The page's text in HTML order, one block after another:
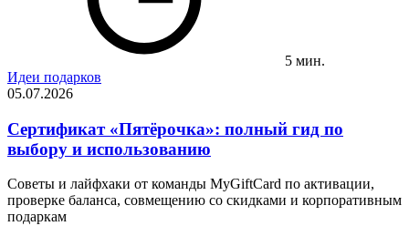
5 мин.
Идеи подарков
05.07.2026
Сертификат «Пятёрочка»: полный гид по
выбору и использованию
Советы и лайфхаки от команды MyGiftCard по активации,
проверке баланса, совмещению со скидками и корпоративным
подаркам